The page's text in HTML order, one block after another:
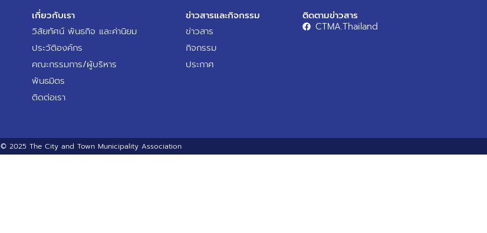
เกี่ยวกับเรา
วิสัยทัศน์ พันธกิจ และค่านิยม
ประวัติองค์กร
คณะกรรมการ/ผู้บริหาร
พันธมิตร
ติดต่อเรา
ข่าวสารและกิจกรรม
ข่าวสาร
กิจกรรม
ประกาศ
ติดตามข่าวสาร
CTMA.Thailand
© 2025 The City and Town Municipality Association